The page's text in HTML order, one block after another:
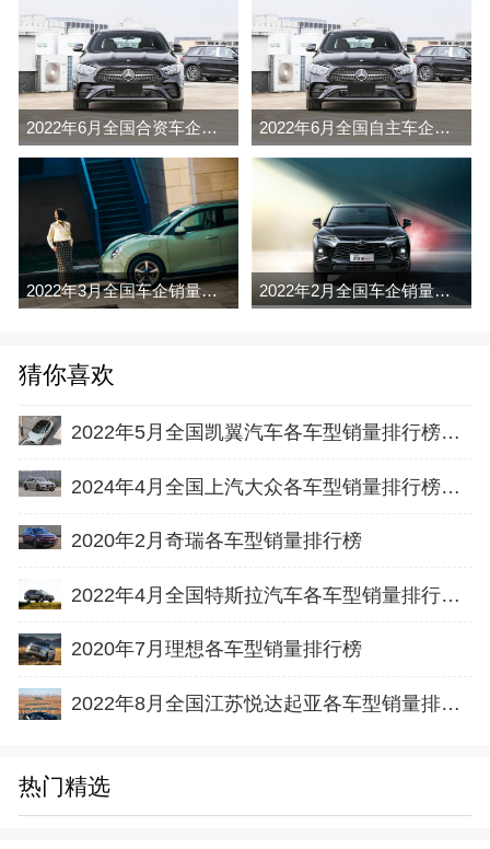
2022年6月全国合资车企销量排行榜完整版 2022年6月全国自主车企销量排行榜完整版
2022年3月全国车企销量排行榜完整版 2022年2月全国车企销量排行榜完整版
猜你喜欢
2022年5月全国凯翼汽车各车型销量排行榜完整版
2024年4月全国上汽大众各车型销量排行榜完整版
2020年2月奇瑞各车型销量排行榜
2022年4月全国特斯拉汽车各车型销量排行榜完整版
2020年7月理想各车型销量排行榜
2022年8月全国江苏悦达起亚各车型销量排行榜完整版
热门精选